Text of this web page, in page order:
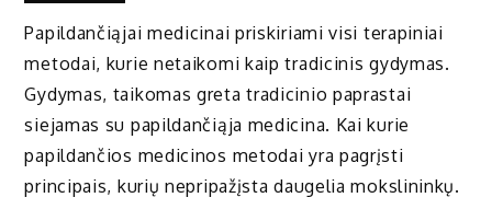
Papildančiąjai medicinai priskiriami visi terapiniai
metodai, kurie netaikomi kaip tradicinis gydymas.
Gydymas, taikomas greta tradicinio paprastai
siejamas su papildančiąja medicina. Kai kurie
papildančios medicinos metodai yra pagrįsti
principais, kurių nepripažįsta daugelia mokslininkų.